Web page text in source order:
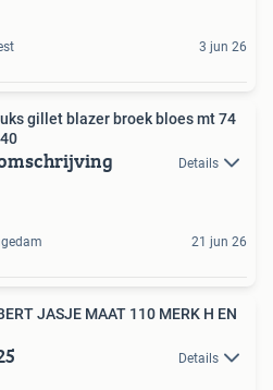
3 jun 26
gillet blazer broek bloes mt 74
Details
21 jun 26
JASJE MAAT 110 MERK H EN
Details